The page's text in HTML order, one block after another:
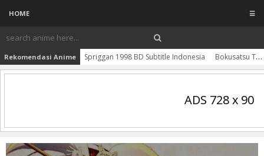
HOME ☰
Rekomendasi Anime Spriggan 1998 BD Subtitle Indonesia Bokusatsu Tenshi Dokuro-chan Batch Subtitle Indonesia
ADS 728 x 90